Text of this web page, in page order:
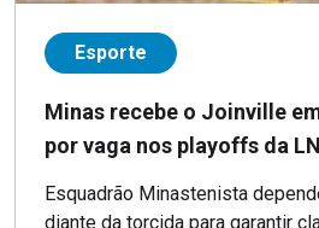
Esporte
Minas recebe o Joinville
por vaga nos playoffs da
Esquadrão Minastenista
diante da torcida para garantir